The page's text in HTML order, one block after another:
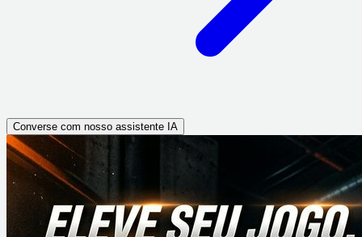
Converse com nosso assistente IA